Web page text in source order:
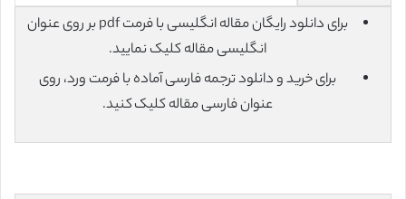
برای دانلود رایگان مقاله انگلیسی با فرمت pdf بر روی عنوان
انگلیسی مقاله کلیک نمایید.
برای خرید و دانلود ترجمه فارسی آماده با فرمت ورد، روی
عنوان فارسی مقاله کلیک کنید.